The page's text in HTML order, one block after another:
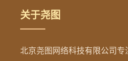
关于尧图
北京尧图网络科技有限公司